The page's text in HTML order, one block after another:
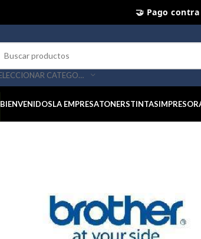
⭐
SELECCIONAR CATEGORÍA
BIENVENIDOSLA EMPRESATONERSTINTAS